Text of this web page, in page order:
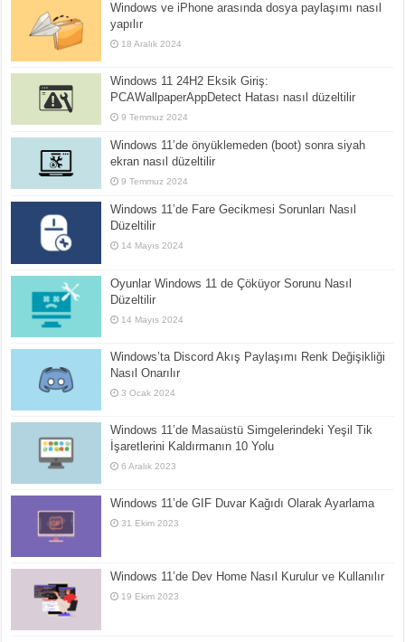
Windows ve iPhone arasında dosya paylaşımı nasıl
yapılır
18 Aralık 2024
Windows 11 24H2 Eksik Giriş:
PCAWallpaperAppDetect Hatası nasıl düzeltilir
9 Temmuz 2024
Windows 11’de önyüklemeden (boot) sonra siyah
ekran nasıl düzeltilir
9 Temmuz 2024
Windows 11’de Fare Gecikmesi Sorunları Nasıl
Düzeltilir
14 Mayıs 2024
Oyunlar Windows 11 de Çöküyor Sorunu Nasıl
Düzeltilir
14 Mayıs 2024
Windows’ta Discord Akış Paylaşımı Renk Değişikliği
Nasıl Onarılır
3 Ocak 2024
Windows 11’de Masaüstü Simgelerindeki Yeşil Tik
İşaretlerini Kaldırmanın 10 Yolu
6 Aralık 2023
Windows 11’de GIF Duvar Kağıdı Olarak Ayarlama
31 Ekim 2023
Windows 11’de Dev Home Nasıl Kurulur ve Kullanılır
19 Ekim 2023